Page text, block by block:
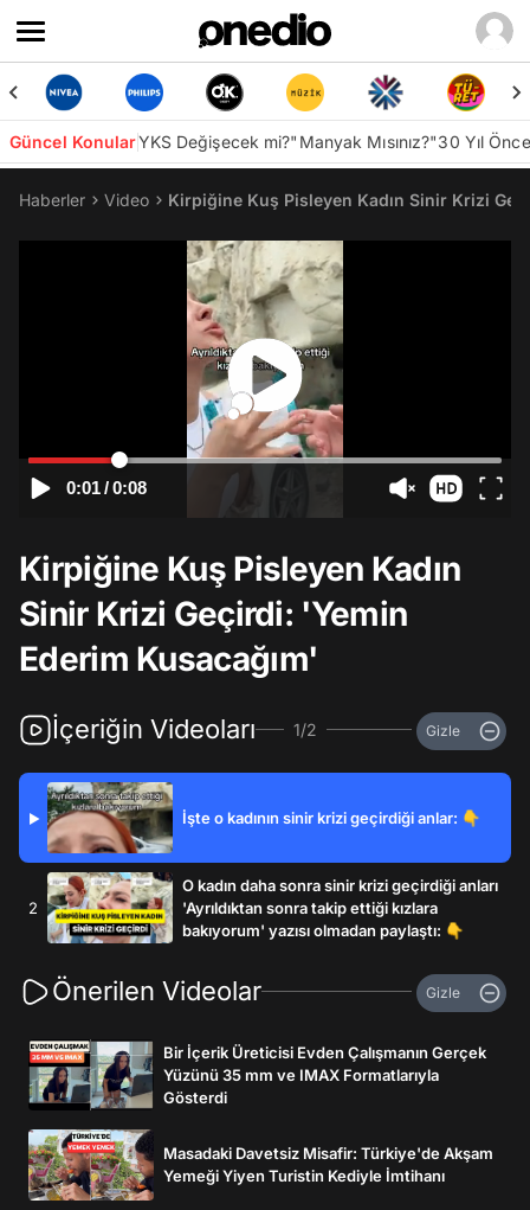
Güncel KonularYKS Değişecek mi?"Manyak Mısınız?"30 Yıl
Haberler Video Kirpiğine Kuş Pisleyen Kadın Sinir Krizi
0:01/0:08
Kirpiğine Kuş Pisleyen Kadın
Sinir Krizi Geçirdi: 'Yemin
Ederim Kusacağım'
İçeriğin Videoları 1/2 Gizle
▶ İşte o kadının sinir krizi geçirdiği anlar: 👇
2
O kadın daha sonra sinir krizi geçirdiği anları
'Ayrıldıktan sonra takip ettiği kızlara
bakıyorum' yazısı olmadan paylaştı: 👇
Önerilen Videolar Gizle
Bir İçerik Üreticisi Evden Çalışmanın Gerçek
Yüzünü 35 mm ve IMAX Formatlarıyla
Gösterdi
Masadaki Davetsiz Misafir: Türkiye'de Akşam
Yemeği Yiyen Turistin Kediyle İmtihanı